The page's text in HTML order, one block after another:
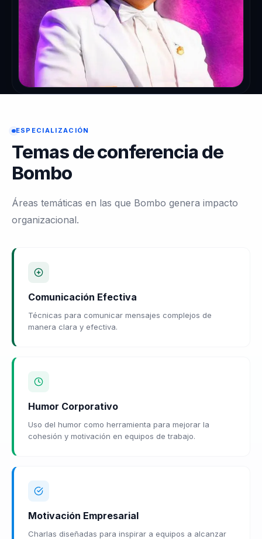
ESPECIALIZACIÓN
Temas de conferencia de
Bombo
Áreas temáticas en las que Bombo genera impacto
organizacional.
Comunicación Efectiva
Técnicas para comunicar mensajes complejos de
manera clara y efectiva.
Humor Corporativo
Uso del humor como herramienta para mejorar la
cohesión y motivación en equipos de trabajo.
Motivación Empresarial
Charlas diseñadas para inspirar a equipos a alcanzar